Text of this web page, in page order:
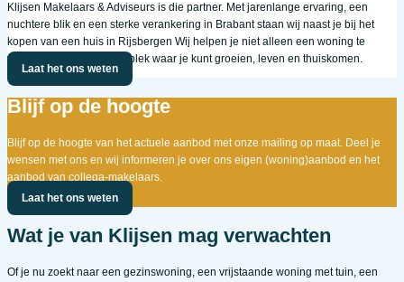
Klijsen Makelaars & Adviseurs is die partner. Met jarenlange ervaring, een
nuchtere blik en een sterke verankering in Brabant staan wij naast je bij het
kopen van een huis in Rijsbergen Wij helpen je niet alleen een woning te
vinden, maar vooral een plek waar je kunt groeien, leven en thuiskomen.
Laat het ons weten
Blijf op de hoogte
Blijf op de hoogte van het actuele aanbod met onze mailing op maat. Deel je
wensen met ons en wij informeren je over ons eigen (woning)aanbod en het
aanbod van collega-makelaars.
Laat het ons weten
Wat je van Klijsen mag verwachten
Of je nu zoekt naar een gezinswoning, een vrijstaande woning met tuin, een